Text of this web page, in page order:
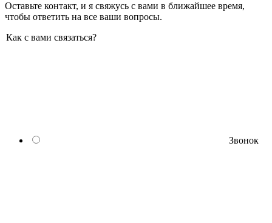
Оставьте контакт, и я свяжусь с вами в ближайшее время,
чтобы ответить на все ваши вопросы.
Как с вами связаться?
Звонок